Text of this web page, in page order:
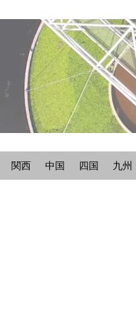
関西 中国 四国 九州